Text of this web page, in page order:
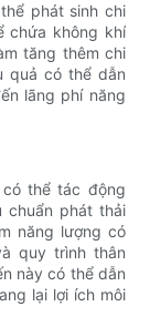
phát sinh chi
chứa không khí
tăng thêm chi
quả có thể dẫn
lãng phí năng
thể tác động
chuẩn phát thải
năng lượng có
quy trình thân
​​này có thể dẫn
lại lợi ích môi